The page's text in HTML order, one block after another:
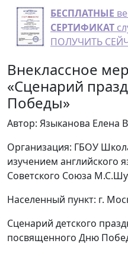
БЕСПЛАТНЫЕ
СЕРТИФИКАТ
ПОЛУЧИТЬ
Внеклассное
«Сценарий
Победы»
Автор: Языканова Елена
Организация: ГБОУ
изучением английского
Советского Союза
Населенный пункт: г.
Сценарий детского
посвященного Дню